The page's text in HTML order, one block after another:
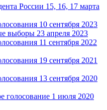
России 15, 16, 17 марта
10 сентября 2023
выборы 23 апреля 2023
11 сентября 2022
19 сентября 2021
13 сентября 2020
голосование 1 июля 2020